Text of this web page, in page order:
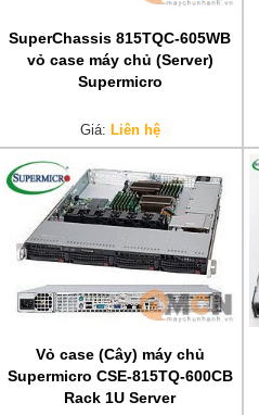
SuperChassis 815TQC-605WB
vỏ case máy chủ (Server)
Supermicro
Giá: Liên hệ
Vỏ case (Cây) máy chủ
Supermicro CSE-815TQ-600CB
Rack 1U Server